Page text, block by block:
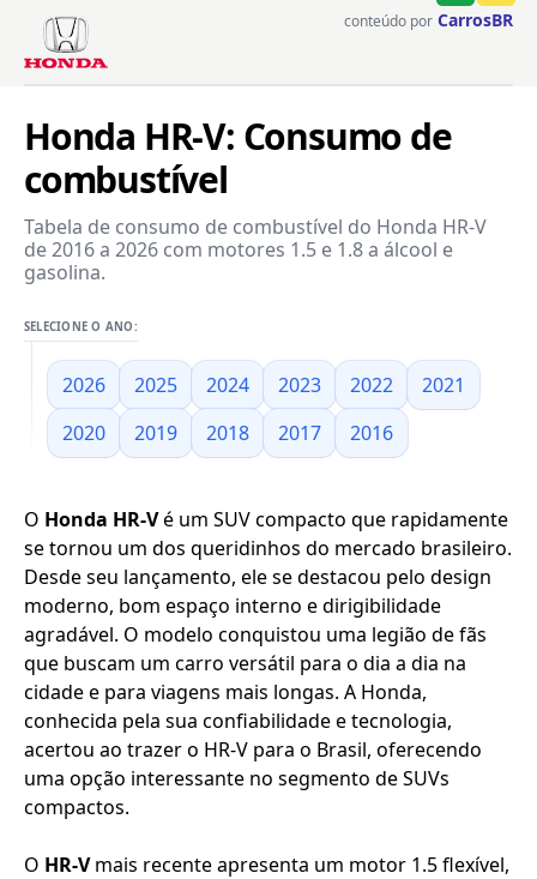
conteúdo por CarrosBR
Honda HR-V: Consumo de
combustível
Tabela de consumo de combustível do Honda HR-V
de 2016 a 2026 com motores 1.5 e 1.8 a álcool e
gasolina.
SELECIONE O ANO:
2026 2025 2024 2023 2022
2021
2020
2019 2018 2017 2016
O Honda HR-Vé um SUV compacto que rapidamente
se tornou um dos queridinhos do mercado brasileiro.
Desde seu lançamento, ele se destacou pelo design
moderno, bom espaço interno e dirigibilidade
agradável. O modelo conquistou uma legião de fãs
que buscam um carro versátil para o dia a dia na
cidade e para viagens mais longas. A Honda,
conhecida pela sua confiabilidade e tecnologia,
acertou ao trazer o HR-V para o Brasil, oferecendo
uma opção interessante no segmento de SUVs
compactos.
O HR-Vmais recente apresenta um motor 1.5 flexível,